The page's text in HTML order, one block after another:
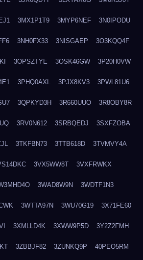
3MX1P1T9 3MYP6NEF 3N0IPODU
3NH0FX33 3NISGAEP 3O3KQQ4F
3OPSZTYE 3OSK46GW 3P20H0VW
3PHQ0AXL 3PJX8KV3 3PWL81U6
3QPKYD3H 3R660UUO 3R8OBY8R
3RV0N612 3SRBQEDJ 3SXFZOBA
3TKFBN73 3TTB618D 3TVMVY4A
3VX5WW8T 3VXFRWKX
3WAD8W9N 3WDTF1N3
3WTTA97N 3WU70G19 3X71FE60
3XMLLD4K 3XWW9P5D 3Y2Z2FMH
3ZBBJF82 3ZUNKQ9P 40PEO5RM